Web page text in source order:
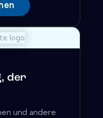
der
und andere